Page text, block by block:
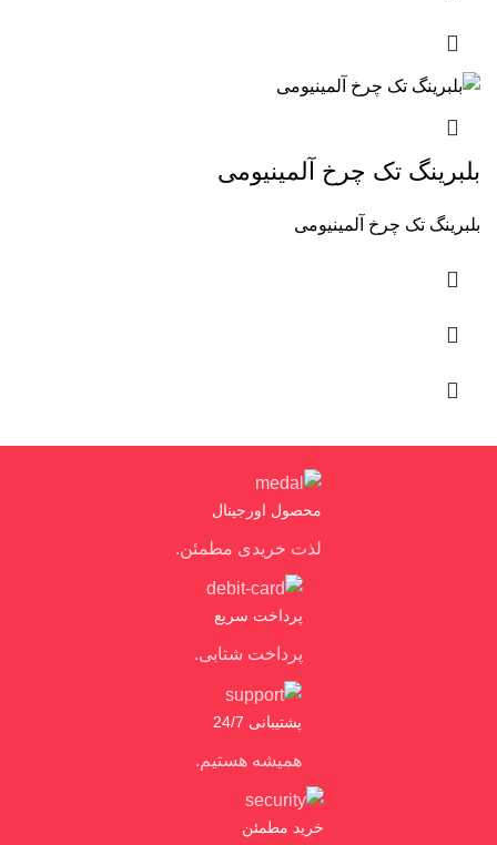
بلبرینگ تک چرخ آلمینیومی
بلبرینگ تک چرخ آلمینیومی
محصول اورجینال
لذت خریدی مطمئن.
پرداخت سریع
پرداخت شتابی.
پشتیبانی 24/7
همیشه هستیم.
خرید مطمئن